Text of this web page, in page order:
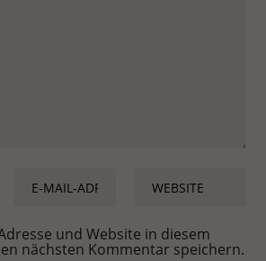
und Website in diesem
nächsten Kommentar speichern.